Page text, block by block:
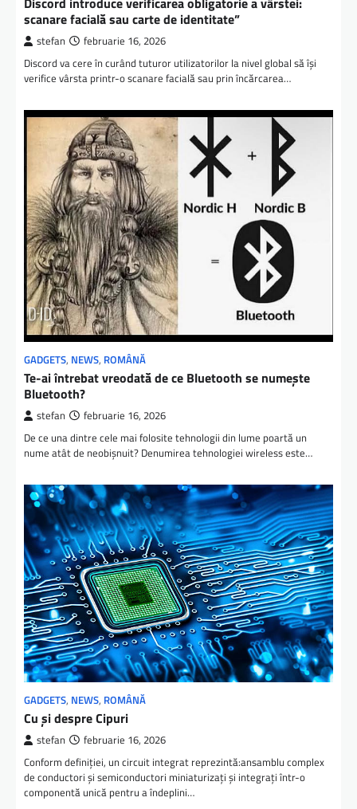
scanare facială sau carte de identitate”
stefan februarie 16, 2026
Discord va cere în curând tuturor utilizatorilor la nivel global să își
verifice vârsta printr-o scanare facială sau prin încărcarea…
GADGETS, NEWS, ROMÂNĂ
Te-ai întrebat vreodată de ce Bluetooth se numește
Bluetooth?
stefan februarie 16, 2026
De ce una dintre cele mai folosite tehnologii din lume poartă un
nume atât de neobișnuit? Denumirea tehnologiei wireless este…
GADGETS, NEWS, ROMÂNĂ
Cu și despre Cipuri
stefan februarie 16, 2026
Conform definiției, un circuit integrat reprezintă:ansamblu complex
de conductori și semiconductori miniaturizați și integrați într-o
componentă unică pentru a îndeplini…